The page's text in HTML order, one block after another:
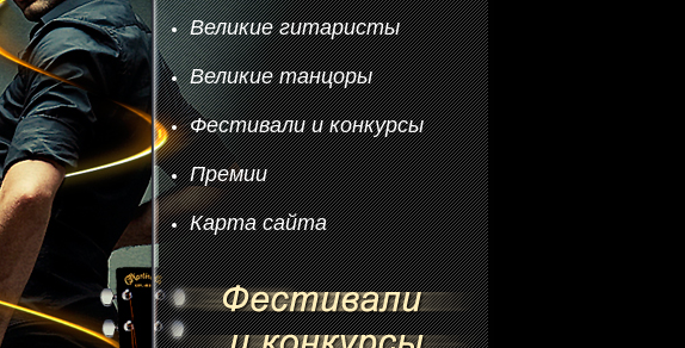
Великие гитаристы
Великие танцоры
Фестивали и конкурсы
Премии
Карта сайта